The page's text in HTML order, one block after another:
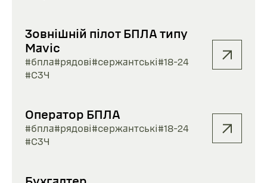
Зовнішній пілот БПЛА типу
Mavic
#бпла#рядові#сержантські#18-24
#СЗЧ
Оператор БПЛА
#бпла#рядові#сержантські#18-24
#СЗЧ